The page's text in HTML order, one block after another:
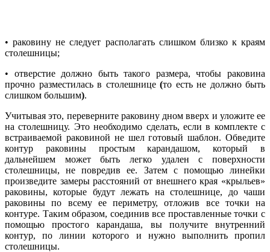
• раковину не следует располагать слишком близко к краям
столешницы;
• отверстие должно быть такого размера, чтобы раковина
прочно разместилась в столешнице(то есть не должно быть
слишком большим).
Учитывая это, переверните раковину дном вверх и уложите ее
на столешницу. Это необходимо сделать, если в комплекте с
встраиваемой раковиной не шел готовый шаблон. Обведите
контур раковины простым карандашом, который в
дальнейшем может быть легко удален с поверхности
столешницы, не повредив ее. Затем с помощью линейки
произведите замеры расстояний от внешнего края «крыльев»
раковины, которые будут лежать на столешнице, до чаши
раковины по всему ее периметру, отложив все точки на
контуре. Таким образом, соединив все проставленные точки с
помощью простого карандаша, вы получите внутренний
контур, по линии которого и нужно выполнить пропил
столешницы.